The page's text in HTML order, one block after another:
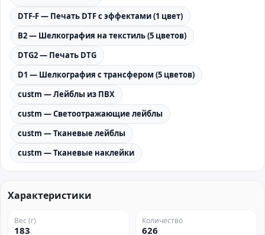
DTF-F — Печать DTF с эффектами (1 цвет)
B2 — Шелкография на текстиль (5 цветов)
DTG2 — Печать DTG
D1 — Шелкография с трансфером (5 цветов)
custm — Лейблы из ПВХ
custm — Светоотражающие лейблы
custm — Тканевые лейблы
custm — Тканевые наклейки
Характеристики
Вес (г)
183
Количество
626